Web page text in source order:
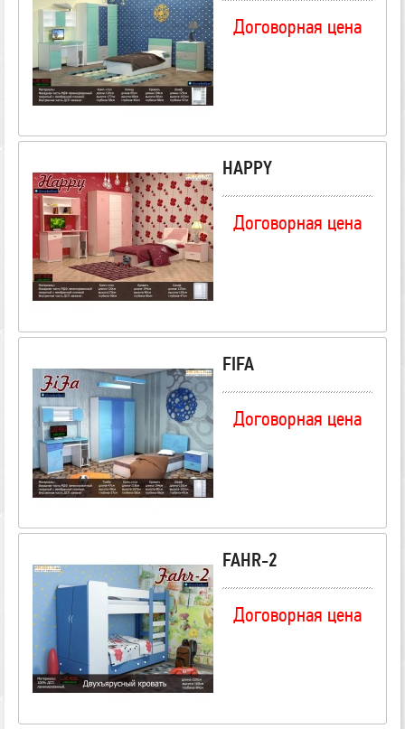
Договорная цена
HAPPY
Договорная цена
FIFA
Договорная цена
FAHR-2
Договорная цена